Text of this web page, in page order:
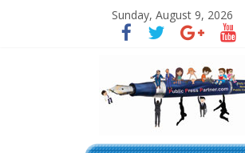
Sunday, August 9, 2026